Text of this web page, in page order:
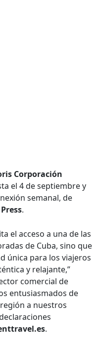
Corporación
el 4 de septiembre y
semanal, de
.
el acceso a una de las
de Cuba, sino que
única para los viajeros
y relajante,”
comercial de
entusiasmados de
a nuestros
.